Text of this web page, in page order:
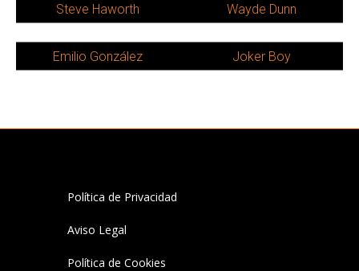
Steve Haworth Wayde Dunn
Emilio González Joker Boy
Política de Privacidad
Aviso Legal
Política de Cookies